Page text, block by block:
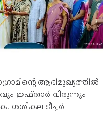
ആഭിമുഖ്യത്തിൽ
ഇഫ്താർ വിരുന്നും
ശശികല ടീച്ചർ